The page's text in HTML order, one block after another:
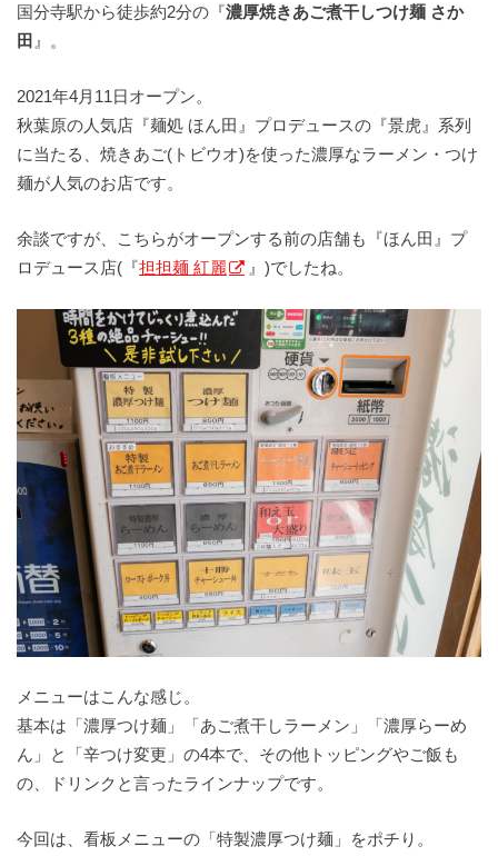
国分寺駅から徒歩約2分の『濃厚焼きあご煮干しつけ麺 さか
田 』。
2021年4月11日オープン。
秋葉原の人気店『麺処 ほん田』プロデュースの『景虎』系列
に当たる、焼きあご(トビウオ)を使った濃厚なラーメン・つけ
麺が人気のお店です。
余談ですが、こちらがオープンする前の店舗も『ほん田』プ
ロデュース店(『担担麺 紅麗 』)でしたね。
メニューはこんな感じ。
基本は「濃厚つけ麺」「あご煮干しラーメン」「濃厚らーめ
ん」と「辛つけ変更」の4本で、その他トッピングやご飯も
の、ドリンクと言ったラインナップです。
今回は、看板メニューの「特製濃厚つけ麺」をポチり。